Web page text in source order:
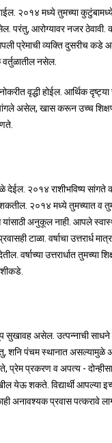
२०१४ मध्ये तुमच्या
परंतु, आरोग्यावर नजर ठेवावी.
प्रेमाची व्यक्ति दुसरीच कडे
नसेल.
वृद्धी होईल. आर्थिक
चांगले असेल, खास करून उच्च
२०१४ राशीभविष्य सांगते
२०१४ मध्ये तुमच्यात व
अनुकूल नाही. आपले
टाळा. वर्षाचा उत्तरार्ध
वर्षाच्या उत्तरार्धात
सुखावह असेल. उत्पन्नाची
शनि पंचम स्थानात असल्यामुळे
प्रेम प्रकरण व अपत्य -
येऊ शकते. विद्यार्थी आपल्या
अनावश्यक प्रवास पत्करावे